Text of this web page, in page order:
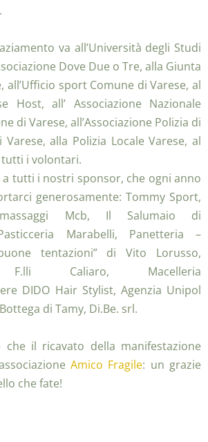
va all’Università degli Studi
Dove Due o Tre, alla Giunta
all’Ufficio sport Comune di Varese, al
Host, all’ Associazione Nazionale
di Varese, all’Associazione Polizia di
alla Polizia Locale Varese, al
tutti i volontari.
tutti i nostri sponsor, che ogni anno
generosamente: Tommy Sport,
Mcb, Il Salumaio di
Marabelli, Panetteria –
tentazioni” di Vito Lorusso,
F.lli Caliaro, Macelleria
DIDO Hair Stylist, Agenzia Unipol
di Tamy, Di.Be. srl.
che il ricavato della manifestazione
Amico Fragile: un grazie
che fate!